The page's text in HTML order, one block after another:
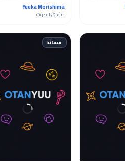
Yuuka Morishima
مؤدي الصوت
مساند